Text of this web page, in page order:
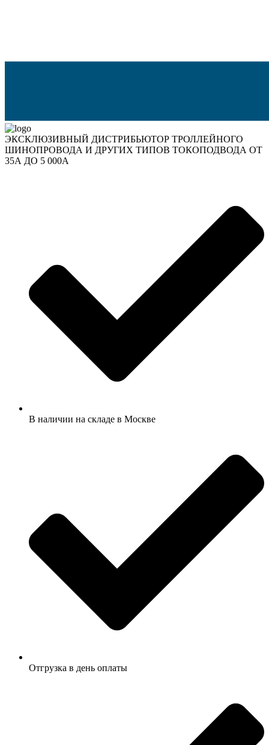
ЭКСКЛЮЗИВНЫЙ ДИСТРИБЬЮТОР ТРОЛЛЕЙНОГО
ШИНОПРОВОДА И ДРУГИХ ТИПОВ ТОКОПОДВОДА ОТ
35А ДО 5 000А
В наличии на складе в Москве
Отгрузка в день оплаты